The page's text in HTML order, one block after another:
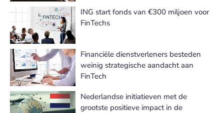
ING start fonds van €300 miljoen voor
FinTechs
Financiële dienstverleners besteden
weinig strategische aandacht aan
FinTech
Nederlandse initiatieven met de
grootste positieve impact in de